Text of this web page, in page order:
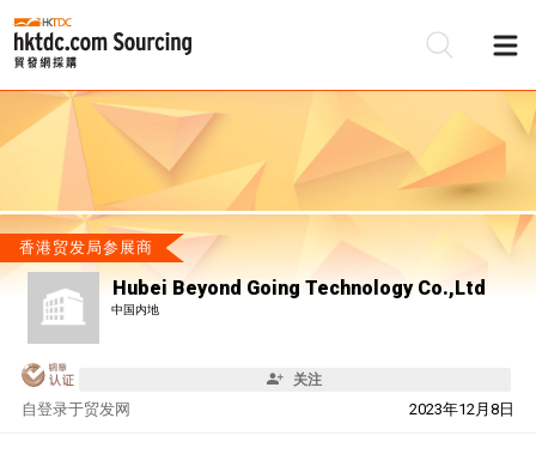
香港贸发局参展商
Hubei Beyond Going Technology Co.,Ltd
中国内地
关注
自 2023年12月8日
登录于贸发网